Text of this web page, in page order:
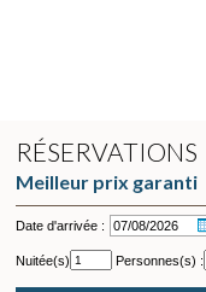
RÉSERVATIONS
Meilleur prix garanti
Date d'arrivée :
Nuitée(s) Personnes(s) :